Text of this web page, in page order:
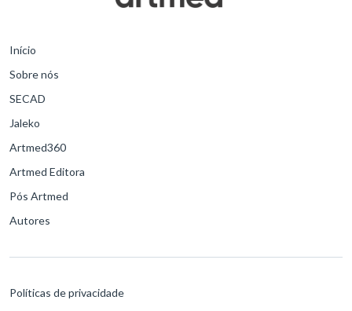
Início
Sobre nós
SECAD
Jaleko
Artmed360
Artmed Editora
Pós Artmed
Autores
Políticas de privacidade